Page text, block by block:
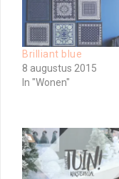
Brilliant blue
8 augustus 2015
In "Wonen"